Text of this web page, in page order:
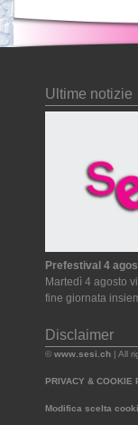
Ultime notizie
Prefestival 4
Martedì 4 agosto
fine giornata
Disclaimer
© www.sesi.ch | All
PRIVACY & COOKIE
Modifica scelta